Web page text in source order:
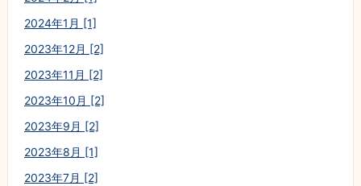
2024年1月 [1]
2023年12月 [2]
2023年11月 [2]
2023年10月 [2]
2023年9月 [2]
2023年8月 [1]
2023年7月 [2]